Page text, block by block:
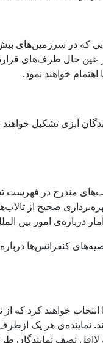
که در سرزمین‌های
حال طرف‌های
خواهند نمود.
آبزی تشکیل خواهند
صحیح از
امور بین
کنفرانس‌ها
خواهند کرد
نماینده‌ی هر یک
نصف نمایندگان